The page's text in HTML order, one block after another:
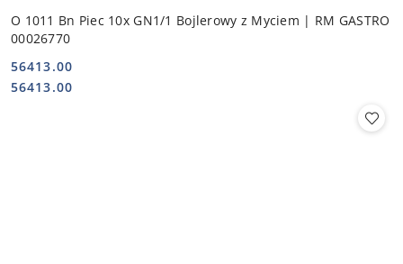
O 1011 Bn Piec 10x GN1/1 Bojlerowy z Myciem | RM GASTRO
00026770
Cena:
56413.00
Cena:
56413.00